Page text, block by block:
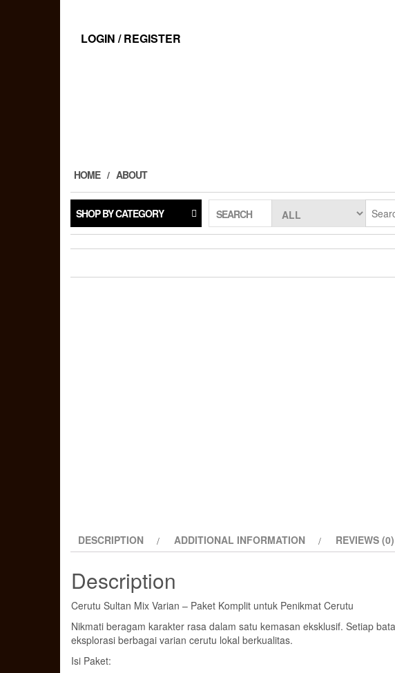
LOGIN / REGISTER
HOME ABOUT
SHOP BY CATEGORY SEARCH
DESCRIPTION ADDITIONAL INFORMATION REVIEWS (0)
Description
Cerutu Sultan Mix Varian – Paket Komplit untuk Penikmat Cerutu
Nikmati beragam karakter rasa dalam satu kemasan eksklusif. Setiap
eksplorasi berbagai varian cerutu lokal berkualitas.
Isi Paket: